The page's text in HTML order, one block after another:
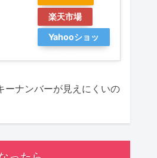
楽天市場
Yahooショッ
ーナンバーが見えにくいの